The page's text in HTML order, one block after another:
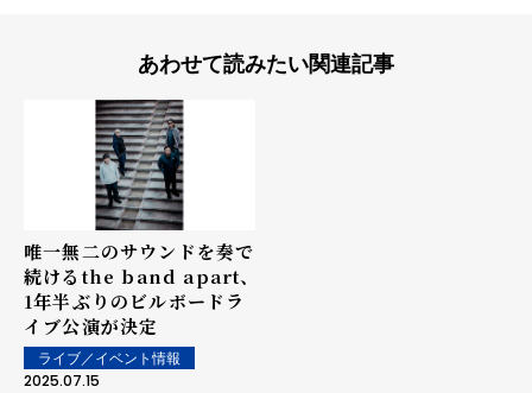
あわせて読みたい関連記事
唯一無二のサウンドを奏で
続けるthe band apart、
1年半ぶりのビルボードラ
イブ公演が決定
ライブ／イベント情報
2025.07.15